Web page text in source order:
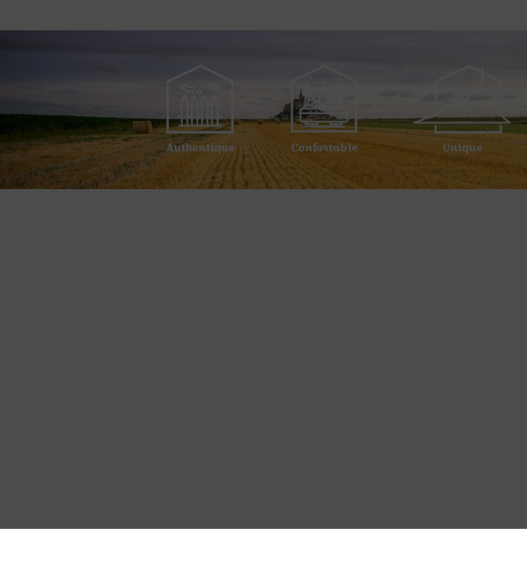
Authentique Confortable Unique